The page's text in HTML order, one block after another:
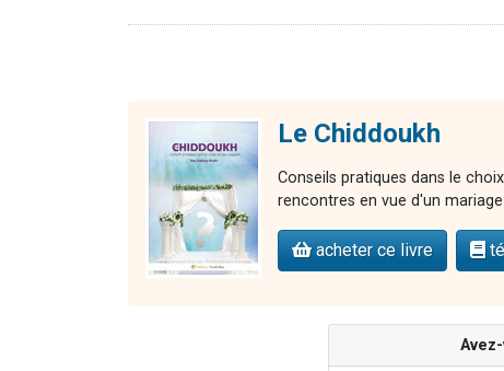
Le Chiddoukh
Conseils pratiques dans le
rencontres en vue d'un
acheter ce livre